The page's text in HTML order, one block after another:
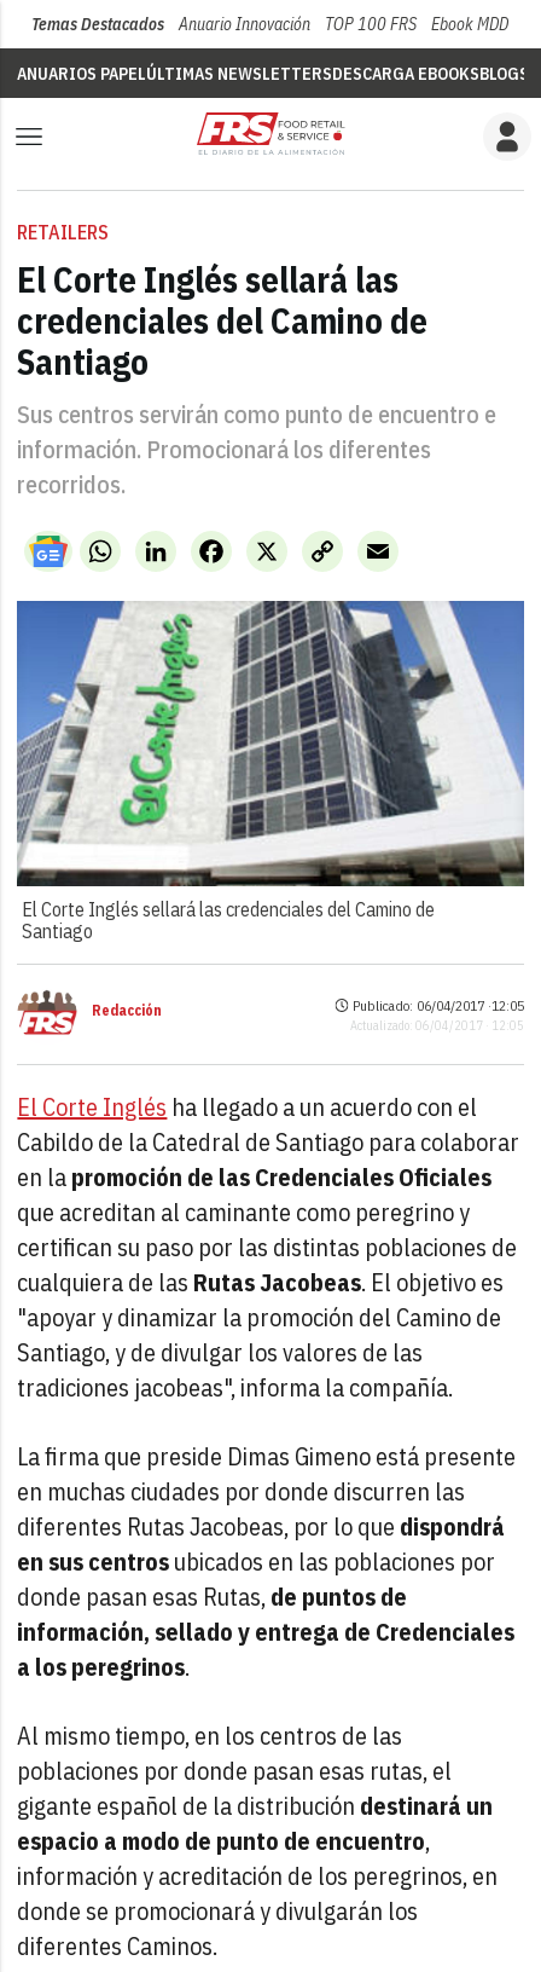
Temas Destacados Anuario Innovación TOP 100 FRS Ebook MDD
ANUARIOS PAPELÚLTIMAS NEWSLETTERSDESCARGA EBOOKSBLOGS
RETAILERS
El Corte Inglés sellará las
credenciales del Camino de
Santiago
Sus centros servirán como punto de encuentro e
información. Promocionará los diferentes
recorridos.
WhatsAppLinkedIn X
Facebook
Copy
Link
Email
El Corte Inglés sellará las credenciales del Camino de
Santiago
Redacción Publicado: 06/04/2017 ·12:05
Actualizado: 06/04/2017 · 12:05
El Corte Inglés ha llegado a un acuerdo con el
Cabildo de la Catedral de Santiago para colaborar
en lapromoción de las Credenciales Oficiales
que acreditan al caminante como peregrino y
certifican su paso por las distintas poblaciones de
cualquiera de las Rutas Jacobeas. El objetivo es
"apoyar y dinamizar la promoción del Camino de
Santiago, y de divulgar los valores de las
tradiciones jacobeas", informa la compañía.
La firma que preside Dimas Gimeno está presente
en muchas ciudades por donde discurren las
diferentes Rutas Jacobeas, por lo que dispondrá
en sus centrosubicados en las poblaciones por
donde pasan esas Rutas,de puntos de
información, sellado y entrega de Credenciales
a los peregrinos.
Al mismo tiempo, en los centros de las
poblaciones por donde pasan esas rutas, el
gigante español de la distribución destinará un
espacio a modo de punto de encuentro,
información y acreditación de los peregrinos, en
donde se promocionará y divulgarán los
diferentes Caminos.